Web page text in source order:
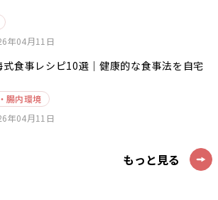
年04月11日
式食事レシピ10選｜健康的な食事法を自宅
腸内環境
年04月11日
もっと見る